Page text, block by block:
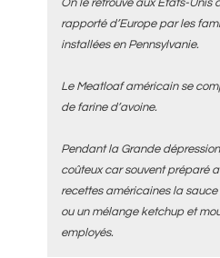
rapporté d’Europe par les
installées en Pennsylvanie.
Le Meatloaf américain se
de farine d’avoine.
Pendant la Grande
coûteux car souvent préparé
recettes américaines la
ou un mélange ketchup et
employés.